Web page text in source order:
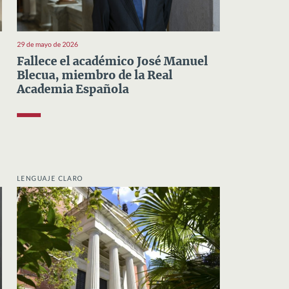
29 de mayo de 2026
Fallece el académico José Manuel
Blecua, miembro de la Real
Academia Española
LENGUAJE CLARO